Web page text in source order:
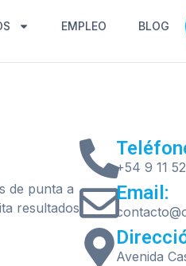
EMPLEO BLOG
de punta a
resultados
+54 9 11
Email:
Avenida